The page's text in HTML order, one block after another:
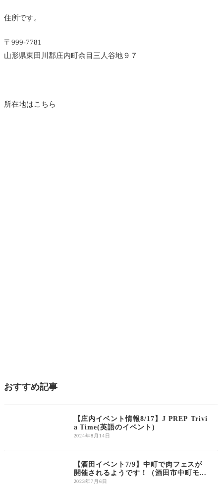
住所です。
〒999-7781
山形県東田川郡庄内町余目三人谷地９７
所在地はこちら
おすすめ記事
【庄内イベント情報8/17】J PREP Trivi
a Time(英語のイベント)
2024年8月14日
【酒田イベント7/9】中町で肉フェスが
開催されるようです！（酒田市中町モー
ル）
2023年7月6日